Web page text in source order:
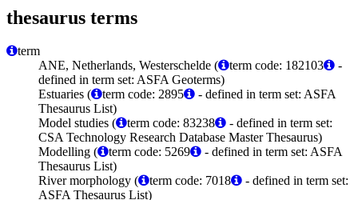
thesaurus terms
term
ANE, Netherlands, Westerschelde (
term code: 182103
-
defined in term set: ASFA Geoterms)
Estuaries (
term code: 2895
- defined in term set: ASFA
Thesaurus List)
Model studies (
term code: 83238
- defined in term set:
CSA Technology Research Database Master Thesaurus)
Modelling (
term code: 5269
- defined in term set: ASFA
Thesaurus List)
River morphology (
term code: 7018
- defined in term set:
ASFA Thesaurus List)